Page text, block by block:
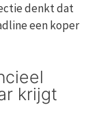
denkt dat
een koper
krijgt